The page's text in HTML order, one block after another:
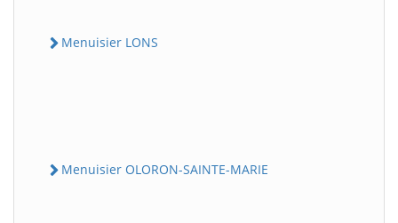
Menuisier LONS
Menuisier OLORON-SAINTE-MARIE